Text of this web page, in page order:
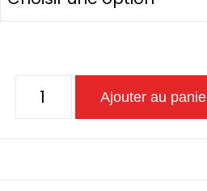
quantité
de
L'Éclat
Ajouter au